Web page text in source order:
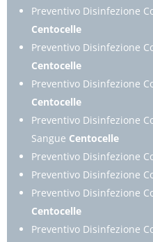
Preventivo Disinfezione
Centocelle
Preventivo Disinfezione
Centocelle
Preventivo Disinfezione
Centocelle
Preventivo Disinfezione
Sangue Centocelle
Preventivo Disinfezione
Preventivo Disinfezione
Preventivo Disinfezione
Centocelle
Preventivo Disinfezione